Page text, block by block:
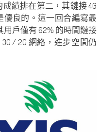
成績排在第二，其鏈接 4G
優良的。這一回合編寫最
用戶僅有 62% 的時間鏈接
/ 2G 網絡，進步空間仍